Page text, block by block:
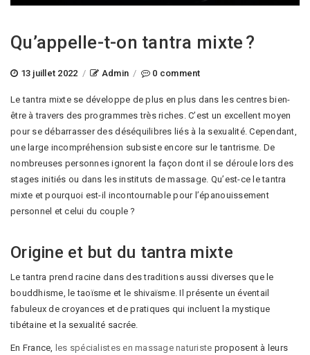
Qu’appelle-t-on tantra mixte ?
13 juillet 2022 / Admin / 0 comment
Le tantra mixte se développe de plus en plus dans les centres bien-
être à travers des programmes très riches. C’est un excellent moyen
pour se débarrasser des déséquilibres liés à la sexualité. Cependant,
une large incompréhension subsiste encore sur le tantrisme. De
nombreuses personnes ignorent la façon dont il se déroule lors des
stages initiés ou dans les instituts de massage. Qu’est-ce le tantra
mixte et pourquoi est-il incontournable pour l’épanouissement
personnel et celui du couple ?
Origine et but du tantra mixte
Le tantra prend racine dans des traditions aussi diverses que le
bouddhisme, le taoïsme et le shivaïsme. Il présente un éventail
fabuleux de croyances et de pratiques qui incluent la mystique
tibétaine et la sexualité sacrée.
En France, les spécialistes en massage naturiste proposent à leurs